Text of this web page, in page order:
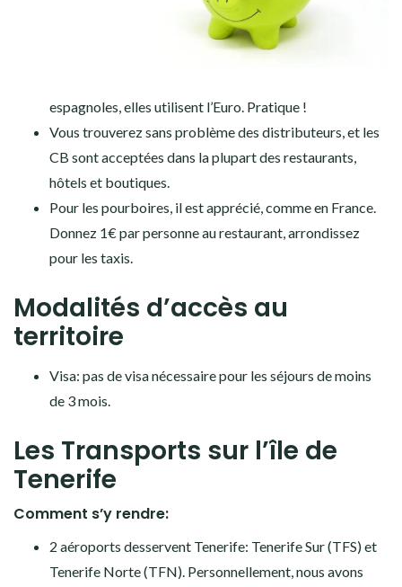
espagnoles, elles utilisent l’Euro. Pratique !
Vous trouverez sans problème des distributeurs, et les
CB sont acceptées dans la plupart des restaurants,
hôtels et boutiques.
Pour les pourboires, il est apprécié, comme en France.
Donnez 1€ par personne au restaurant, arrondissez
pour les taxis.
Modalités d’accès au
territoire
Visa: pas de visa nécessaire pour les séjours de moins
de 3 mois.
Les Transports sur l’île de
Tenerife
Comment s’y rendre:
2 aéroports desservent Tenerife: Tenerife Sur (TFS) et
Tenerife Norte (TFN). Personnellement, nous avons